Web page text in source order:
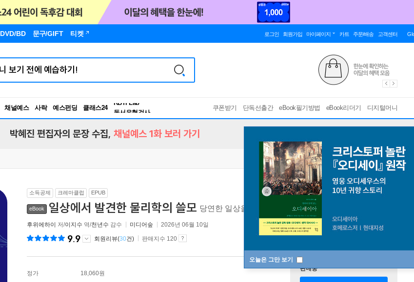
DVD/BD 문구/GIFT 티켓 로그인 회원가입 마이페이지 카트 주문/배송 고객센터
채널예스 사락 예스펀딩 클래스24
독서유형검사
RBTI Lab
쿠폰받기 단독선출간 eBook필기방법 eBook리더기 디지털머니
오늘은 그만 보기
박혜진 편집자의 문장 수집, 채널예스 1화 보러 가기
소득공제 크레마클럽 EPUB
eBook 일상에서 발견한 물리학의 쓸모 당연한 일상을 새롭게 바라보는 물리학의 질문
후위에하이 저/이지수 역/천년수 감수 미디어숲 2026년 06월 10일
9.9 회원리뷰(30건) 판매지수 120
정가 18,060원
판매중